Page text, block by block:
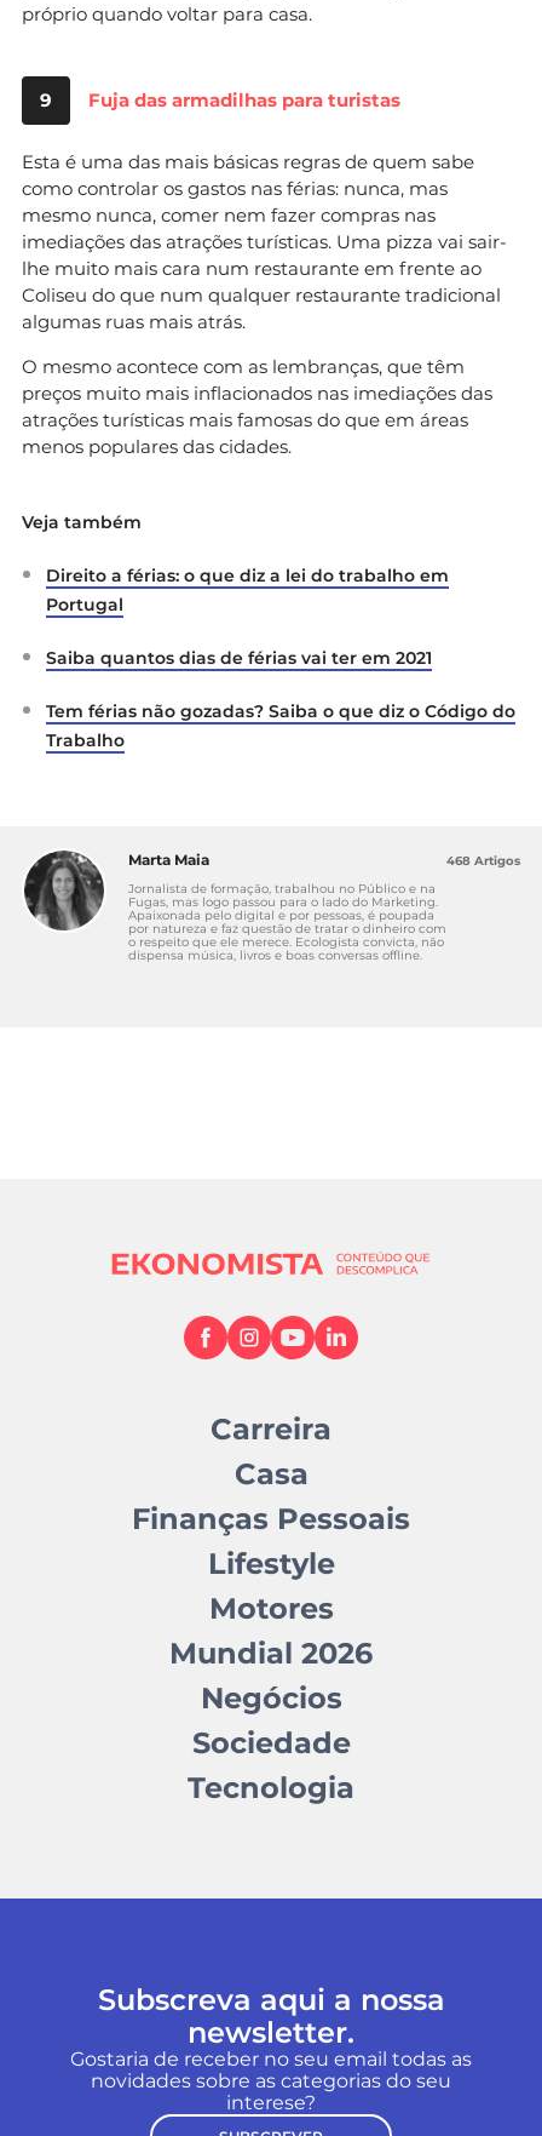
próprio quando voltar para casa.
9 Fuja das armadilhas para turistas
Esta é uma das mais básicas regras de quem sabe
como controlar os gastos nas férias: nunca, mas
mesmo nunca, comer nem fazer compras nas
imediações das atrações turísticas. Uma pizza vai sair-
lhe muito mais cara num restaurante em frente ao
Coliseu do que num qualquer restaurante tradicional
algumas ruas mais atrás.
O mesmo acontece com as lembranças, que têm
preços muito mais inflacionados nas imediações das
atrações turísticas mais famosas do que em áreas
menos populares das cidades.
Veja também
Direito a férias: o que diz a lei do trabalho em
Portugal
Saiba quantos dias de férias vai ter em 2021
Tem férias não gozadas? Saiba o que diz o Código do
Trabalho
Marta Maia
Jornalista de formação, trabalhou no Público e na
Fugas, mas logo passou para o lado do Marketing.
Apaixonada pelo digital e por pessoas, é poupada
por natureza e faz questão de tratar o dinheiro com
o respeito que ele merece. Ecologista convicta, não
dispensa música, livros e boas conversas offline.
468 Artigos
Carreira
Casa
Finanças Pessoais
Lifestyle
Motores
Mundial 2026
Negócios
Sociedade
Tecnologia
Subscreva aqui a nossa
newsletter.
Gostaria de receber no seu email todas as
novidades sobre as categorias do seu
interese?